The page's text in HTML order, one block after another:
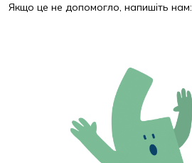
Якщо це не допомогло, напишіть нам: